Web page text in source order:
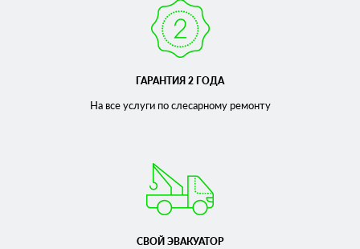
ГАРАНТИЯ 2 ГОДА
На все услуги по слесарномуремонту
СВОЙ ЭВАКУАТОР